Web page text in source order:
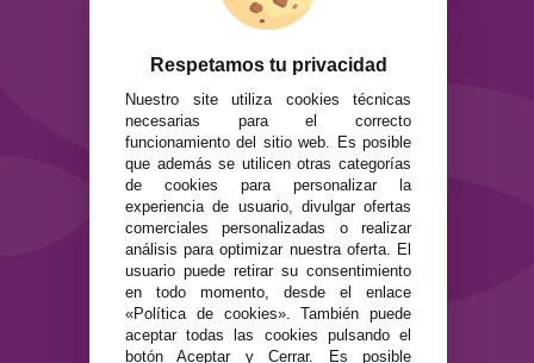
ATENCIÓN AL CLIENTE
Formas de pago
Preguntas Frecuentes
Contacto
SEGURIDAD Y PRIVACIDAD
Términos y condiciones de uso
Política de privacidad
Política de cookies
Respetamos tu privacidad
Nuestro site utiliza cookies técnicas
necesarias para el correcto
funcionamiento del sitio web. Es posible
que además se utilicen otras categorías
de cookies para personalizar la
experiencia de usuario, divulgar ofertas
comerciales personalizadas o realizar
análisis para optimizar nuestra oferta. El
usuario puede retirar su consentimiento
en todo momento, desde el enlace
«Política de cookies». También puede
aceptar todas las cookies pulsando el
botón Aceptar y Cerrar. Es posible